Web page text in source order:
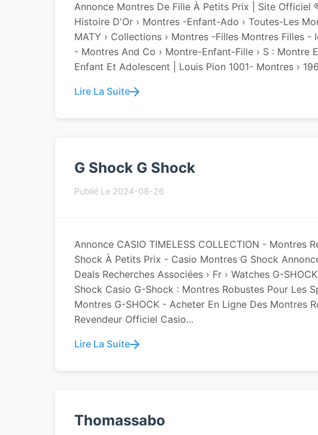
Annonce Montres De Fille À Petits Prix | Site Officiel
Histoire D'Or › Montres -enfant-Ado › Toutes-Les
MATY › Collections › Montres -filles Montres Filles
- Montres And Co › Montre-Enfant-Fille › S : Montre
Enfant Et Adolescent | Louis Pion 1001- Montres ›
Lire La Suite
G Shock G Shock
Publié Le 2024-08-26
Annonce CASIO TIMELESS COLLECTION - Montres
Shock À Petits Prix - Casio Montres G Shock
Deals Recherches Associées › Fr › Watches G-
Shock Casio G-Shock : Montres Robustes Pour Les
Montres G-SHOCK - Acheter En Ligne Des Montres
Revendeur Officiel Casio...
Lire La Suite
Thomassabo